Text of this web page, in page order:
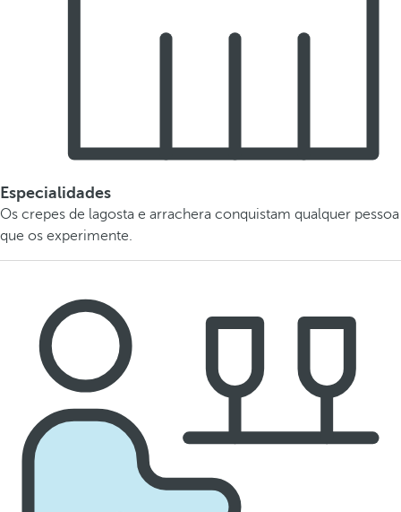
Especialidades
Os crepes de lagosta e arrachera conquistam qualquer pessoa
que os experimente.